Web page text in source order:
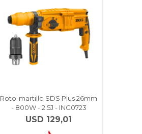
Roto-martillo SDS Plus 26mm
- 800W - 2.5J - ING0723
USD 129,01